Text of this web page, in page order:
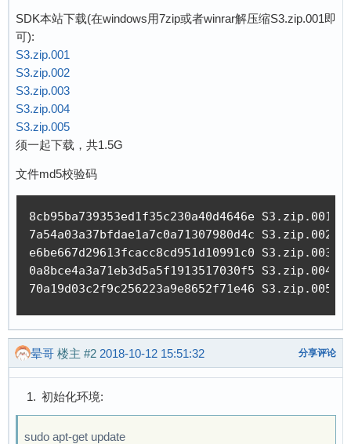
SDK本站下载(在windows用7zip或者winrar解压缩S3.zip.001即
可):
S3.zip.001
S3.zip.002
S3.zip.003
S3.zip.004
S3.zip.005
须一起下载，共1.5G
文件md5校验码
8cb95ba739353ed1f35c230a40d4646e S3.zip.001
7a54a03a37bfdae1a7c0a71307980d4c S3.zip.002
e6be667d29613fcacc8cd951d10991c0 S3.zip.003
0a8bce4a3a71eb3d5a5f1913517030f5 S3.zip.004
70a19d03c2f9c256223a9e8652f71e46 S3.zip.005
晕哥 楼主 #2 2018-10-12 15:51:32 分享评论
初始化环境:
sudo apt-get update